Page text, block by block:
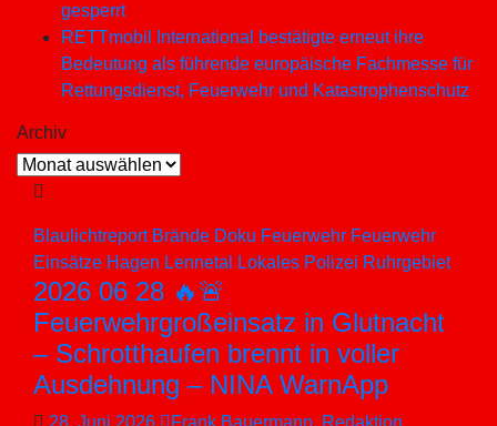
gesperrt
RETTmobil International bestätigte erneut ihre
Bedeutung als führende europäische Fachmesse für
Rettungsdienst, Feuerwehr und Katastrophenschutz
Archiv
Archiv
Blaulichtreport Brände Doku Feuerwehr Feuerwehr
Einsätze Hagen Lennetal Lokales Polizei Ruhrgebiet
2026 06 28 🔥🚨
Feuerwehrgroßeinsatz in Glutnacht
– Schrotthaufen brennt in voller
Ausdehnung – NINA WarnApp
28. Juni 2026
Frank Bauermann, Redaktion